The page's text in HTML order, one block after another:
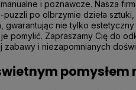
i poznawcze. Nasza
po olbrzymie dzieła
nie tylko estetyczny
pomylić. Zapraszamy Cię do
i niezapomnianych
pomysłem